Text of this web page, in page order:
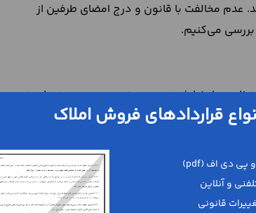
عدم مخالفت با قانون و درج امضای طرفین از
بررسی می‌کنیم.
ملک تنظیم و امضا شده در صورتی صحیح و معتبر است
نظم عمومی جامعه و اخلاق حسنه است. بنابراین،
و غیر قابل استناد محسوب می‌شود.
انگشت باشد. به عبارت دیگر می‌توان گفت
قراردادهای فروش املاک